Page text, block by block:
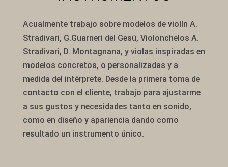
Acualmente trabajo sobre modelos de violín A.
Stradivari, G.Guarneri del Gesú, Violonchelos A.
Stradivari, D. Montagnana, y violas inspiradas en
modelos concretos, o personalizadas y a
medida del intérprete. Desde la primera toma de
contacto con el cliente, trabajo para ajustarme
a sus gustos y necesidades tanto en sonido,
como en diseño y apariencia dando como
resultado un instrumento único.